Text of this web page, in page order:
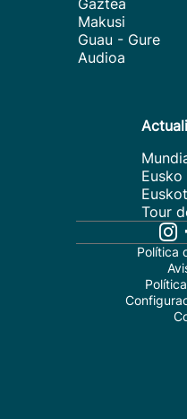
Gaztea
Makusi
Guau - Gure
Audioa
Tour
Política